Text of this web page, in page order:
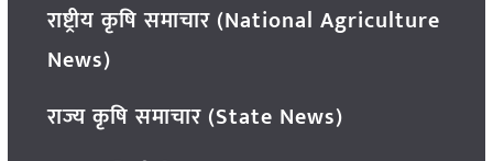
राष्ट्रीय कृषि समाचार (National Agriculture
News)
राज्य कृषि समाचार (State News)